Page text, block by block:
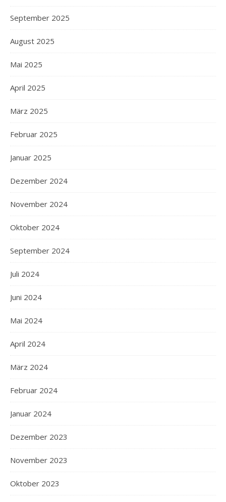
September 2025
August 2025
Mai 2025
April 2025
März 2025
Februar 2025
Januar 2025
Dezember 2024
November 2024
Oktober 2024
September 2024
Juli 2024
Juni 2024
Mai 2024
April 2024
März 2024
Februar 2024
Januar 2024
Dezember 2023
November 2023
Oktober 2023